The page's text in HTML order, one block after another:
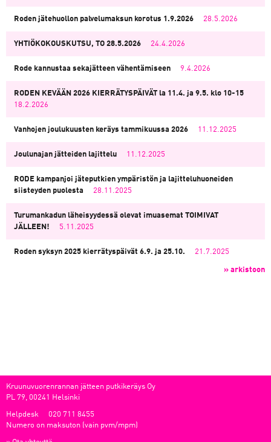
Roden jätehuollon palvelumaksun korotus 1.9.2026 28.5.2026
YHTIÖKOKOUSKUTSU, TO 28.5.2026 24.4.2026
Rode kannustaa sekajätteen vähentämiseen 9.4.2026
RODEN KEVÄÄN 2026 KIERRÄTYSPÄIVÄT la 11.4. ja 9.5. klo 10-15
18.2.2026
Vanhojen joulukuusten keräys tammikuussa 2026 11.12.2025
Joulunajan jätteiden lajittelu 11.12.2025
RODE kampanjoi jäteputkien ympäristön ja lajitteluhuoneiden
siisteyden puolesta
28.11.2025
Turumankadun läheisyydessä olevat imuasemat TOIMIVAT
JÄLLEEN!
5.11.2025
Roden syksyn 2025 kierrätyspäivät 6.9. ja 25.10. 21.7.2025
» arkistoon
Kruunuvuorenrannan jätteen putkikeräys Oy
PL 79, 00241 Helsinki
Helpdesk
020 711 8455
Numero on maksuton (vain pvm/mpm)